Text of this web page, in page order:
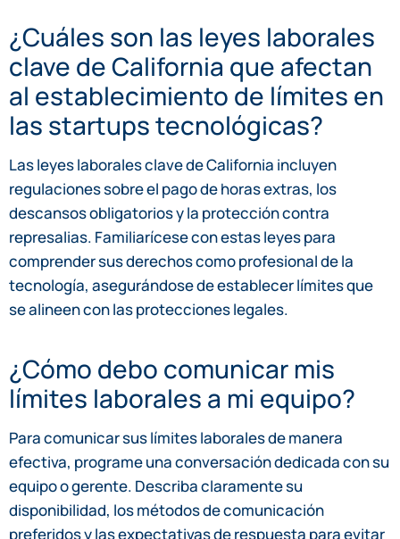
¿Cuáles son las leyes laborales
clave de California que afectan
al establecimiento de límites en
las startups tecnológicas?
Las leyes laborales clave de California incluyen
regulaciones sobre el pago de horas extras, los
descansos obligatorios y la protección contra
represalias. Familiarícese con estas leyes para
comprender sus derechos como profesional de la
tecnología, asegurándose de establecer límites que
se alineen con las protecciones legales.
¿Cómo debo comunicar mis
límites laborales a mi equipo?
Para comunicar sus límites laborales de manera
efectiva, programe una conversación dedicada con su
equipo o gerente. Describa claramente su
disponibilidad, los métodos de comunicación
preferidos y las expectativas de respuesta para evitar